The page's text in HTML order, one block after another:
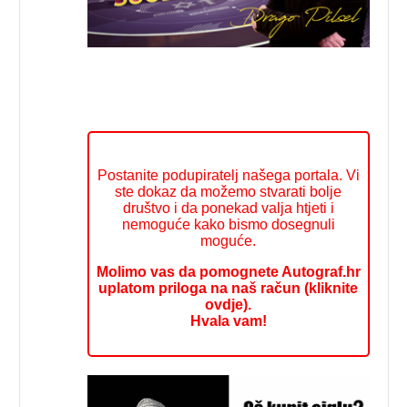
Postanite podupiratelj našega portala. Vi
ste dokaz da možemo stvarati bolje
društvo i da ponekad valja htjeti i
nemoguće kako bismo dosegnuli
moguće.
Molimo vas da pomognete Autograf.hr
uplatom priloga na naš račun (kliknite
ovdje).
Hvala vam!